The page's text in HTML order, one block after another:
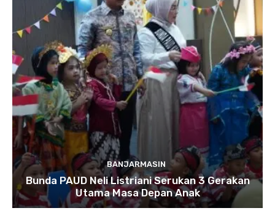
BANJARMASIN
Bunda PAUD Neli Listriani Serukan 3 Gerakan
Utama Masa Depan Anak